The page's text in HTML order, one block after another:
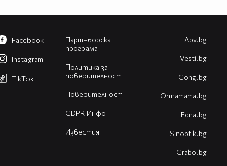
Партньорска
програма
Политика за
поверителност
Поверителност
GDPR Инфо
Известия
Facebook
Instagram
TikTok
Abv.bg
Vesti.bg
Gong.bg
Оhnamama.bg
Edna.bg
Sinoptik.bg
Grabo.bg